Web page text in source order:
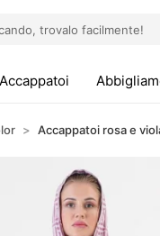
Accappatoi
Accappatoi rosa e